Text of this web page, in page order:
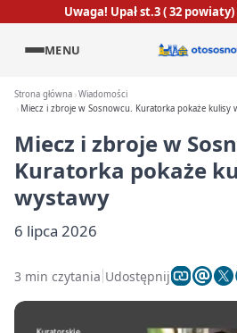
Uwaga! Upał st.3 ( 32
MENU
Strona główna Wiadomości
Miecz i zbroje w Sosnowcu. Kuratorka pokaże kulisy
Miecz i zbroje w
Kuratorka pokaże
wystawy
6 lipca 2026
3 min czytania Udostępnij